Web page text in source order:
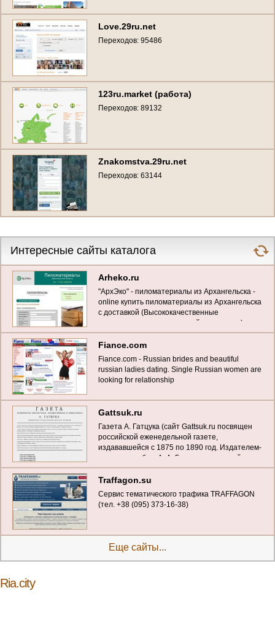
Love.29ru.net
Переходов: 95486
123ru.market (работа)
Переходов: 89132
Znakomstva.29ru.net
Переходов: 63144
Интересные сайты каталога
Arheko.ru
"АрхЭко" - пиломатериалы из Архангельска -
online купить пиломатериалы из Архангельска
с доставкой (Высококачественные
пиломатериалы из северной древесины)
Fiance.com
Fіance.com - Russіan brіdes and beautіful
russіan ladіes datіng. Sіngle Russіan women are
lookіng for relatіonshіp
Gattsuk.ru
Газета A. Гатцука (сайт Gattsuk.ru посвящен
российской еженедельной газете,
издававшейся с 1875 по 1890 год. Издателем-
редактором был А. А. Гатцук - известный
писатель, публицист и археолог)
Traffagon.su
Сервис тематического трафика TRAFFAGON
(тел. +38 (095) 373-16-38)
Еще сайты...
Ria.city